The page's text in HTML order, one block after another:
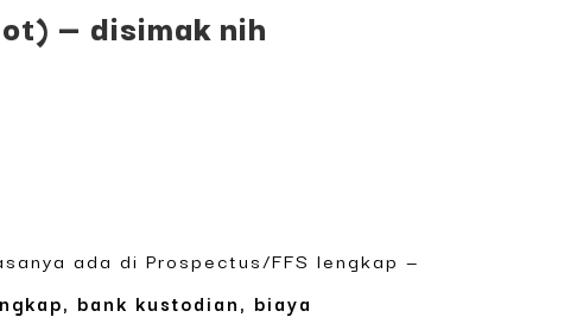
— disimak nih
ada di Prospectus/FFS lengkap —
bank kustodian, biaya